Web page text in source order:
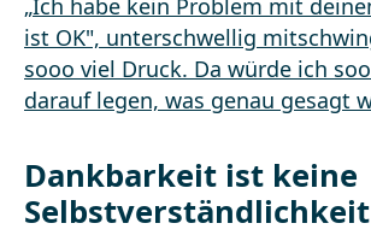
Dankbarkeit ist keine
Selbstverständlichkeit